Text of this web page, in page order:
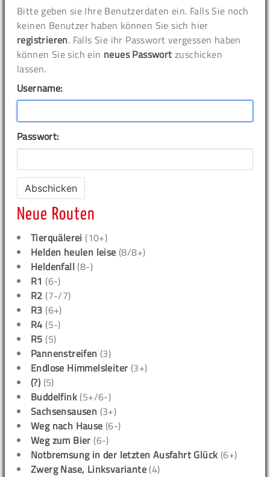
Bitte geben sie Ihre Benutzerdaten ein. Falls Sie noch
keinen Benutzer haben können Sie sich hier
registrieren. Falls Sie ihr Passwort vergessen haben
können Sie sich ein neues Passwort zuschicken
lassen.
Username:
Passwort:
Neue Routen
Tierquälerei (10+)
Helden heulen leise (8/8+)
Heldenfall (8-)
R1 (6-)
R2 (7-/7)
R3 (6+)
R4 (5-)
R5 (5)
Pannenstreifen (3)
Endlose Himmelsleiter (3+)
(?) (5)
Buddelfink (5+/6-)
Sachsensausen (3+)
Weg nach Hause (6-)
Weg zum Bier (6-)
Notbremsung in der letzten Ausfahrt Glück (6+)
Zwerg Nase, Linksvariante (4)